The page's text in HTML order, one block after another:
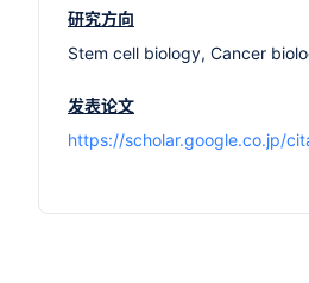
研究方向
Stem cell biology, Cancer
发表论文
https://scholar.google.co.jp/